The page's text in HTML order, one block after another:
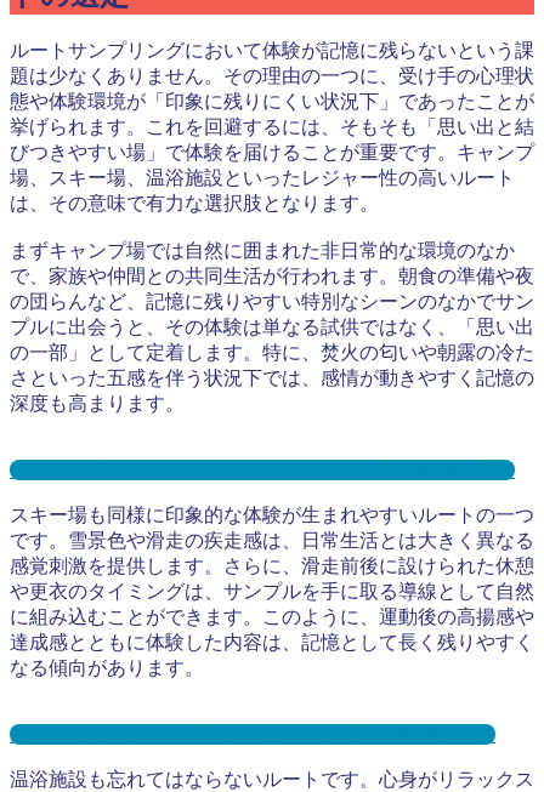
ルートサンプリングにおいて体験が記憶に残らないという課
題は少なくありません。その理由の一つに、受け手の心理状
態や体験環境が「印象に残りにくい状況下」であったことが
挙げられます。これを回避するには、そもそも「思い出と結
びつきやすい場」で体験を届けることが重要です。キャンプ
場、スキー場、温浴施設といったレジャー性の高いルート
は、その意味で有力な選択肢となります。
まずキャンプ場では自然に囲まれた非日常的な環境のなか
で、家族や仲間との共同生活が行われます。朝食の準備や夜
の団らんなど、記憶に残りやすい特別なシーンのなかでサン
プルに出会うと、その体験は単なる試供ではなく、「思い出
の一部」として定着します。特に、焚火の匂いや朝露の冷た
さといった五感を伴う状況下では、感情が動きやすく記憶の
深度も高まります。
キャンプ場サンプリングとは？メリット３選と事例を紹介
スキー場も同様に印象的な体験が生まれやすいルートの一つ
です。雪景色や滑走の疾走感は、日常生活とは大きく異なる
感覚刺激を提供します。さらに、滑走前後に設けられた休憩
や更衣のタイミングは、サンプルを手に取る導線として自然
に組み込むことができます。このように、運動後の高揚感や
達成感とともに体験した内容は、記憶として長く残りやすく
なる傾向があります。
スキー場サンプリングとは？メリット３選と事例を紹介
温浴施設も忘れてはならないルートです。心身がリラックス